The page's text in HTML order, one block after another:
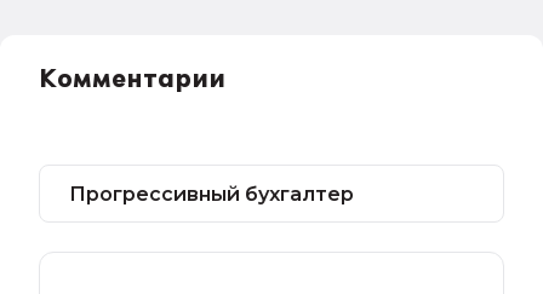
Комментарии